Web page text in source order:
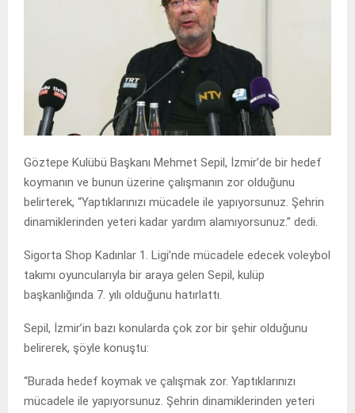
Göztepe Kulübü Başkanı Mehmet Sepil, İzmir’de bir hedef
koymanın ve bunun üzerine çalışmanın zor olduğunu
belirterek, “Yaptıklarınızı mücadele ile yapıyorsunuz. Şehrin
dinamiklerinden yeteri kadar yardım alamıyorsunuz.” dedi.
Sigorta Shop Kadınlar 1. Ligi’nde mücadele edecek voleybol
takımı oyuncularıyla bir araya gelen Sepil, kulüp
başkanlığında 7. yılı olduğunu hatırlattı.
Sepil, İzmir’in bazı konularda çok zor bir şehir olduğunu
belirerek, şöyle konuştu:
“Burada hedef koymak ve çalışmak zor. Yaptıklarınızı
mücadele ile yapıyorsunuz. Şehrin dinamiklerinden yeteri